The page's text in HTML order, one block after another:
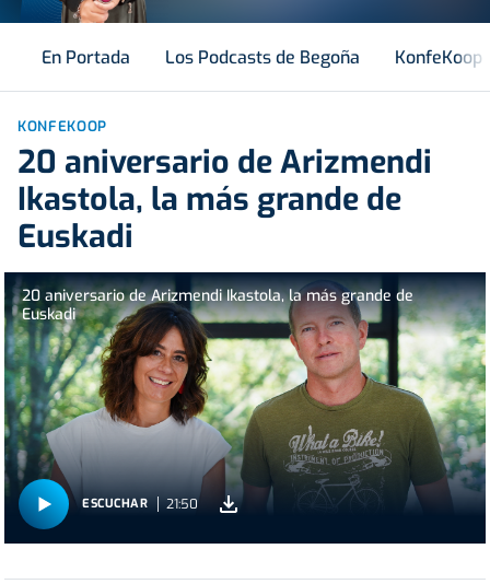
En Portada Los Podcasts de Begoña KonfeKoop
KONFEKOOP
20 aniversario de Arizmendi
Ikastola, la más grande de
Euskadi
20 aniversario de Arizmendi Ikastola, la más grande de
Euskadi
ESCUCHAR 21:50